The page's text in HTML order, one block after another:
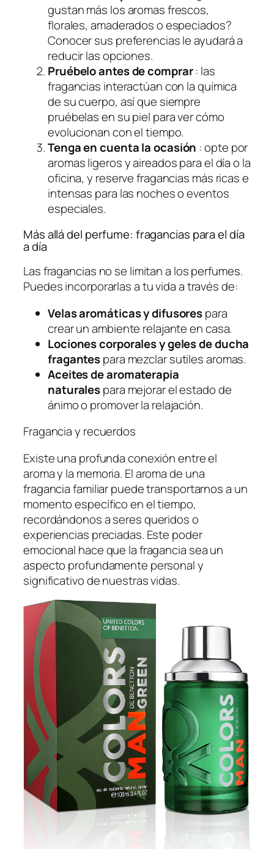
gustan más los aromas frescos,
florales, amaderados o especiados?
Conocer sus preferencias le ayudará a
reducir las opciones.
Pruébelo antes de comprar: las
fragancias interactúan con la química
de su cuerpo, así que siempre
pruébelas en su piel para ver cómo
evolucionan con el tiempo.
Tenga en cuenta la ocasión : opte por
aromas ligeros y aireados para el día o la
oficina, y reserve fragancias más ricas e
intensas para las noches o eventos
especiales.
Más allá del perfume: fragancias para el día
a día
Las fragancias no se limitan a los perfumes.
Puedes incorporarlas a tu vida a través de:
Velas aromáticas y difusorespara
crear un ambiente relajante en casa.
Lociones corporales y geles de ducha
fragantespara mezclar sutiles aromas.
Aceites de aromaterapia
naturalespara mejorar el estado de
ánimo o promover la relajación.
Fragancia y recuerdos
Existe una profunda conexión entre el
aroma y la memoria. El aroma de una
fragancia familiar puede transportarnos a un
momento específico en el tiempo,
recordándonos a seres queridos o
experiencias preciadas. Este poder
emocional hace que la fragancia sea un
aspecto profundamente personal y
significativo de nuestras vidas.